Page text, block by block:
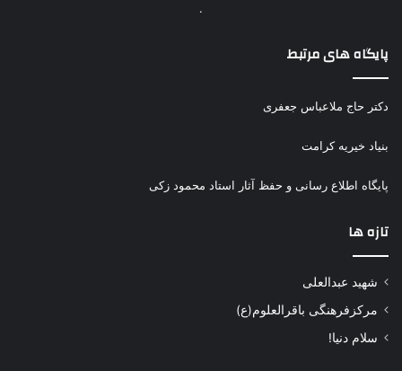
.
پایگاه های مرتبط
دکتر حاج ملاعباس جعفری
بنیاد خیریه کرامت
پایگاه اطلاع رسانی و حفظ آثار استاد محمود زکی
تازه ها
شهید عبدالعلی
مرکزفرهنگی باقرالعلوم(ع)
سلام دنیا!